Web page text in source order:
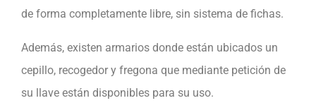
de forma completamente libre, sin sistema de fichas.
Además, existen armarios donde están ubicados un
cepillo, recogedor y fregona que mediante petición de
su llave están disponibles para su uso.